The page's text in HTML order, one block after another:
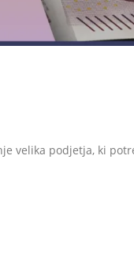
velika podjetja, ki